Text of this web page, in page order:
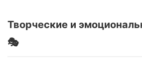
Творческие и
🎭